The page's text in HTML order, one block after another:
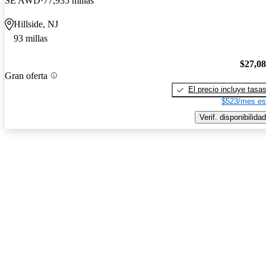
Hillside, NJ
93 millas
Gran oferta
El precio incluye tasas
$523/mes
Verif. disponibilidad